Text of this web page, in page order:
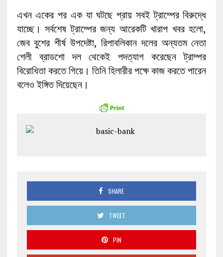
এখন একের পর এক যা ঘটছে প্রায় সবই ট্রাম্পের বিরুদ্ধে
যাচ্ছে। সর্বশেষ ট্রাম্পের জন্য আরেকটি খারাপ খবর হলো,
জেব বুশের শীর্ষ উপদেষ্টা, রিপাবলিকান দলের অন্যতম নেতা
শেলী ব্রাডশো দল থেকেই পদত্যাগ করেছেন ট্রাম্পর
বিরোধিতা করতে গিয়ে। তিনি হিলারীর পক্ষে কাজ করতে পারেন
বলেও ইঙ্গিত দিয়েছেন।
SHARE
TWEET
PIN